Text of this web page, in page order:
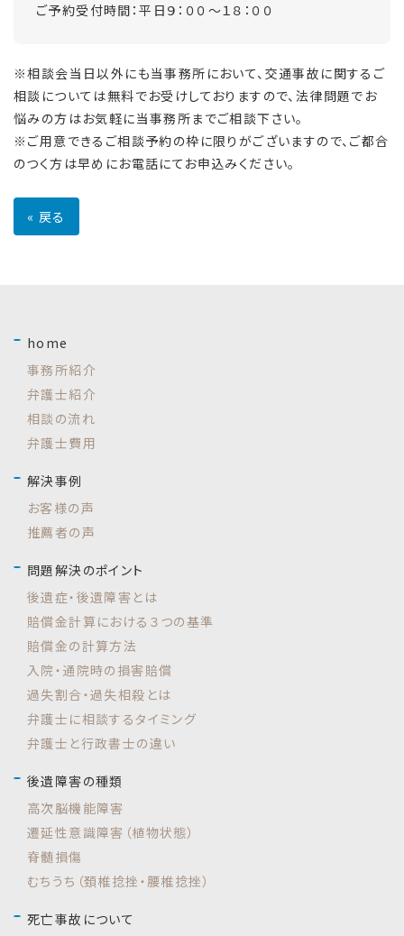
ご予約受付時間：平日９：００～１８：００
※相談会当日以外にも当事務所において、交通事故に関するご
相談については無料でお受けしておりますので、法律問題でお
悩みの方はお気軽に当事務所までご相談下さい。
※ご用意できるご相談予約の枠に限りがございますので、ご都合
のつく方は早めにお電話にてお申込みください。
« 戻る
home
事務所紹介
弁護士紹介
相談の流れ
弁護士費用
解決事例
お客様の声
推薦者の声
問題解決のポイント
後遺症・後遺障害とは
賠償金計算における３つの基準
賠償金の計算方法
入院・通院時の損害賠償
過失割合・過失相殺とは
弁護士に相談するタイミング
弁護士と行政書士の違い
後遺障害の種類
高次脳機能障害
遷延性意識障害（植物状態）
脊髄損傷
むちうち（頚椎捻挫・腰椎捻挫）
死亡事故について